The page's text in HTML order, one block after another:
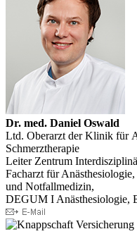
Dr. med. Daniel Oswald
Ltd. Oberarzt der Klinik für
Schmerztherapie
Leiter Zentrum
Facharzt für
und Notfallmedizin,
DEGUM I Anästhesiologie,